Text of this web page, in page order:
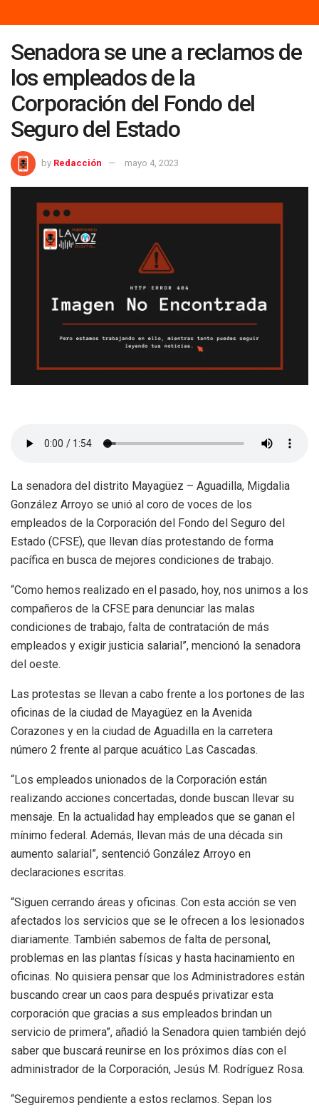
Senadora se une a reclamos de
los empleados de la
Corporación del Fondo del
Seguro del Estado
by Redacción mayo 4, 2023
La senadora del distrito Mayagüez – Aguadilla, Migdalia
González Arroyo se unió al coro de voces de los
empleados de la Corporación del Fondo del Seguro del
Estado (CFSE), que llevan días protestando de forma
pacífica en busca de mejores condiciones de trabajo.
“Como hemos realizado en el pasado, hoy, nos unimos a los
compañeros de la CFSE para denunciar las malas
condiciones de trabajo, falta de contratación de más
empleados y exigir justicia salarial”, mencionó la senadora
del oeste.
Las protestas se llevan a cabo frente a los portones de las
oficinas de la ciudad de Mayagüez en la Avenida
Corazones y en la ciudad de Aguadilla en la carretera
número 2 frente al parque acuático Las Cascadas.
“Los empleados unionados de la Corporación están
realizando acciones concertadas, donde buscan llevar su
mensaje. En la actualidad hay empleados que se ganan el
mínimo federal. Además, llevan más de una década sin
aumento salarial”, sentenció González Arroyo en
declaraciones escritas.
“Siguen cerrando áreas y oficinas. Con esta acción se ven
afectados los servicios que se le ofrecen a los lesionados
diariamente. También sabemos de falta de personal,
problemas en las plantas físicas y hasta hacinamiento en
oficinas. No quisiera pensar que los Administradores están
buscando crear un caos para después privatizar esta
corporación que gracias a sus empleados brindan un
servicio de primera”, añadió la Senadora quien también dejó
saber que buscará reunirse en los próximos días con el
administrador de la Corporación, Jesús M. Rodríguez Rosa.
“Seguiremos pendiente a estos reclamos. Sepan los